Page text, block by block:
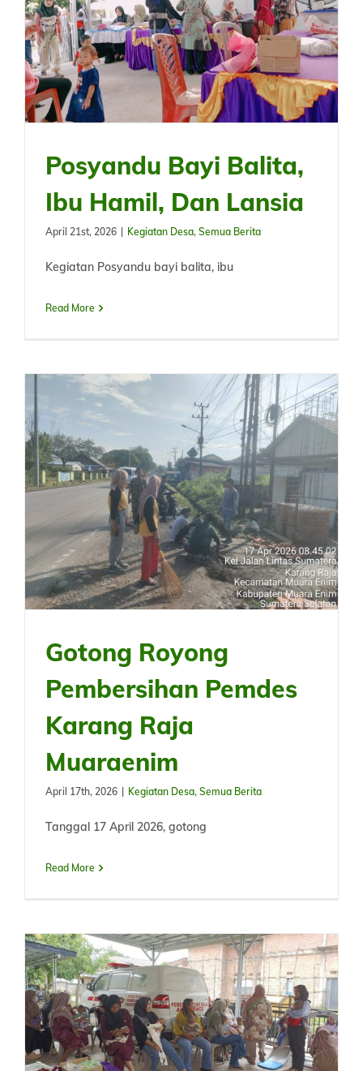
Posyandu Bayi Balita,
Ibu Hamil, Dan Lansia
April 21st, 2026 Kegiatan Desa, Semua Berita
Kegiatan Posyandu bayi balita, ibu
Read More
Gotong Royong
Pembersihan Pemdes
Karang Raja
Muaraenim
April 17th, 2026 | Kegiatan Desa, Semua Berita
Tanggal 17 April 2026, gotong
Read More